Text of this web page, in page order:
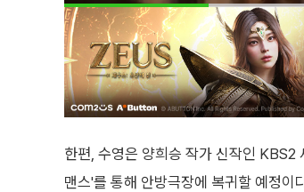
한편, 수영은 양희승 작가 신작인 KBS2
맨스'를 통해 안방극장에 복귀할 예정이